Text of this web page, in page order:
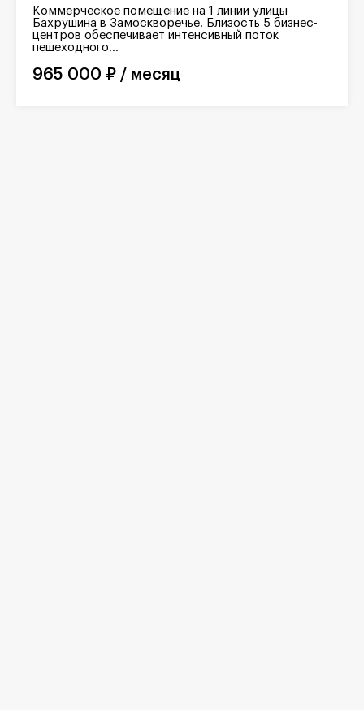
Коммерческое помещение на 1 линии улицы
Бахрушина в Замоскворечье. Близость 5 бизнес-
центров обеспечивает интенсивный поток
пешеходного...
965 000 ₽ / месяц